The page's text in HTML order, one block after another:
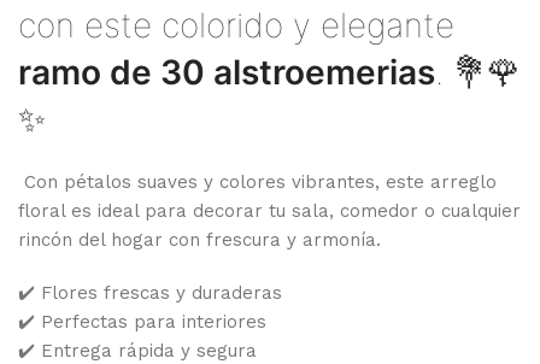
con este colorido y elegante
ramo de 30 alstroemerias. 💐🌹
✨
Con pétalos suaves y colores vibrantes, este arreglo
floral es ideal para decorar tu sala, comedor o cualquier
rincón del hogar con frescura y armonía.
✔️ Flores frescas y duraderas
✔️ Perfectas para interiores
✔️ Entrega rápida y segura